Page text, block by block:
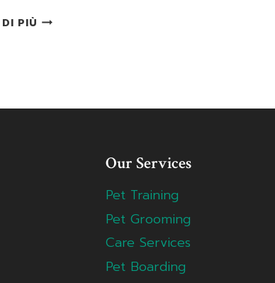
PIÙ PASTA
Our Services
Pet Training
Pet Grooming
Care Services
Pet Boarding